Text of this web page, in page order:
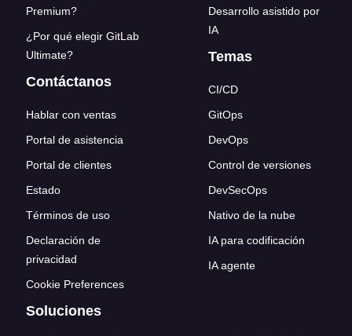
Premium?
¿Por qué elegir GitLab
Ultimate?
Contáctanos
Hablar con ventas
Portal de asistencia
Portal de clientes
Estado
Términos de uso
Declaración de
privacidad
Cookie Preferences
Desarrollo asistido por
IA
Temas
CI/CD
GitOps
DevOps
Control de versiones
DevSecOps
Nativo de la nube
IA para codificación
IA agente
Soluciones